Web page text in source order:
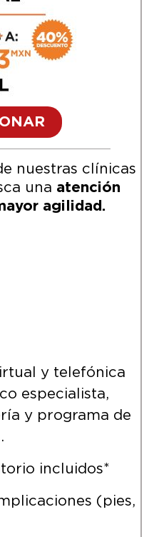
nuestras clínicas
una atención
agilidad.
y telefónica
especialista,
y programa de
incluidos*
(pies,